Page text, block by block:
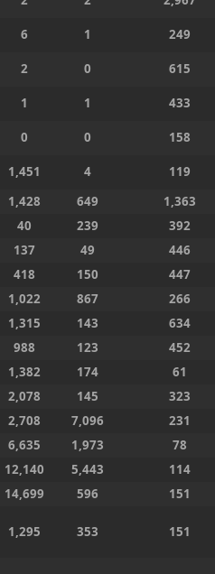
6 1
249
2 0
615
1 1
433
0 0
158
1,451 4
119
1,428 649
1,363
40 239
392
137 49
446
418 150
447
1,022 867
266
1,315 143
634
988 123
452
1,382 174
61
2,078 145
323
2,708 7,096
231
6,635 1,973
78
12,140 5,443
114
14,699 596 151
1,295 353 151